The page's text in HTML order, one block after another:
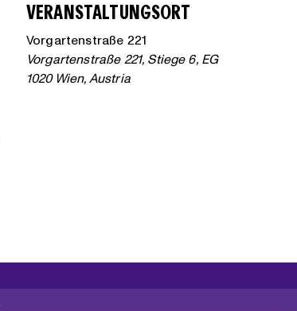
VERANSTALTUNGSORT
Vorgartenstraße 221
Vorgartenstraße 221, Stiege 6, EG
1020 Wien, Austria